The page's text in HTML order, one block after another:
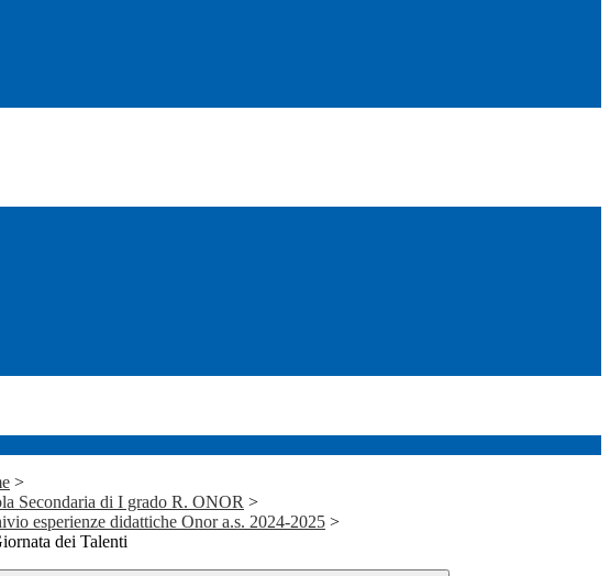
>
Secondaria di I grado R. ONOR >
esperienze didattiche Onor a.s. 2024-2025 >
dei Talenti